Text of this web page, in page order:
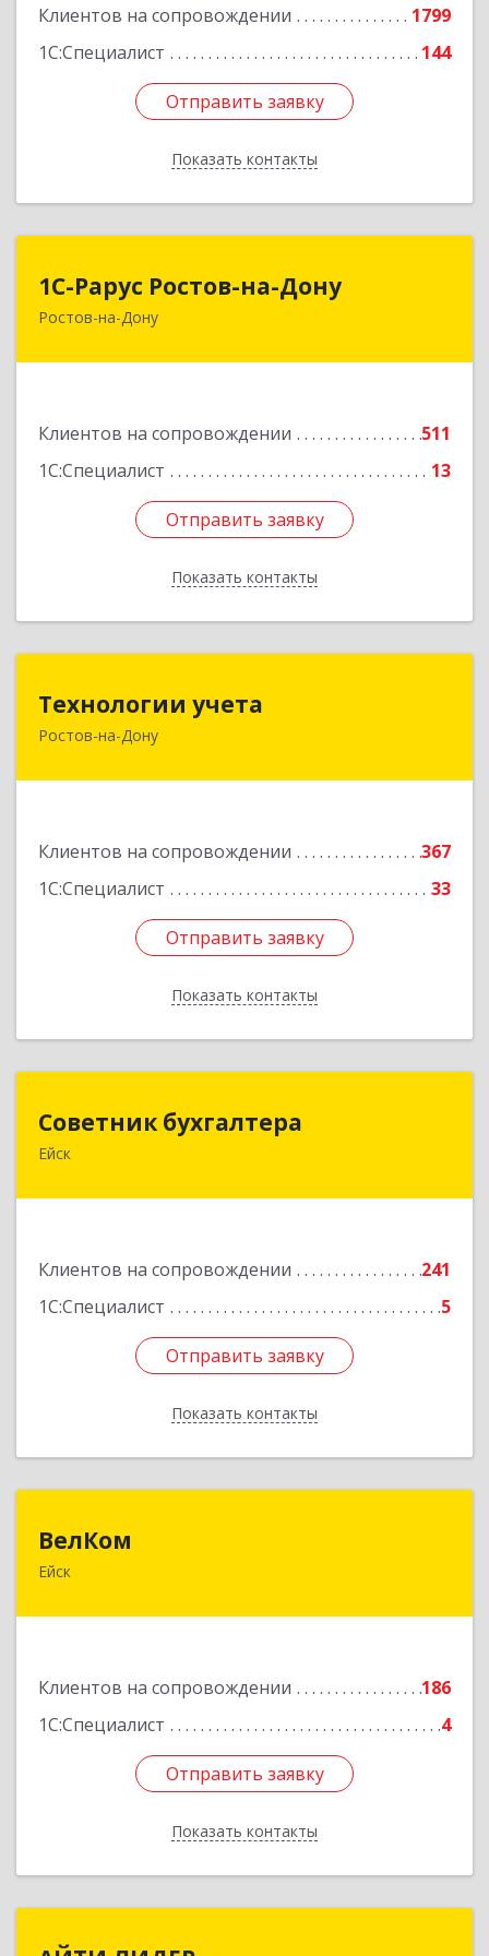
Клиентов на сопровождении
1799
1С:Специалист
144
Отправить заявку
Показать контакты
Отправить заявку
Назад
1С-Рарус Ростов-на-Дону
Ростов-на-Дону
Клиентов на сопровождении
511
1С:Специалист
13
Отправить заявку
Показать контакты
344002, Ростовская обл, г.о. город Ростов-на-
Подробнее
Отправить заявку
Назад
Технологии учета
Ростов-на-Дону
Клиентов на сопровождении
367
1С:Специалист
33
Отправить заявку
Показать контакты
344064, Ростовская обл, Ростов-на-Дону г,
Отправить заявку
Назад
Советник бухгалтера
Ейск
Клиентов на сопровождении
241
1С:Специалист
5
Отправить заявку
Показать контакты
353691, Краснодарский край, Ейский р-н, Ейск г,
Отправить заявку
Назад
ВелКом
Ейск
Клиентов на сопровождении
186
1С:Специалист
4
Отправить заявку
Показать контакты
353688, Краснодарский край, Ейский р-н, Ейск г,
Отправить заявку
Назад